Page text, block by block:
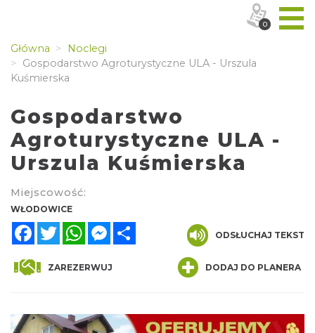
Główna
Noclegi
Gospodarstwo Agroturystyczne ULA - Urszula
Kuśmierska
Gospodarstwo
Agroturystyczne ULA -
Urszula Kuśmierska
Miejscowość:
WŁODOWICE
FacebookTwitterWhatsAppMessenger
ODSŁUCHAJ TEKST
ZAREZERWUJ DODAJ DO PLANERA
0